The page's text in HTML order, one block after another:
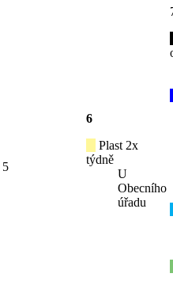
5
6
Plast 2x
týdně
U
Obecního
úřadu